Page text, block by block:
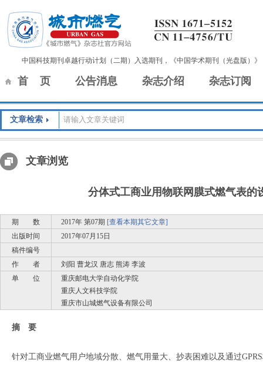
中国科技期刊卓越行动计划（二期）入选期刊，《中国学术期刊（光盘版）
首 页 公告消息 杂志介绍 杂志订阅
文章检索
文章浏览
分体式工商业用物联网膜式燃气表的
期 数 2017年 第07期 [查看本期其它文章]
出版时间
2017年07月15日
稿件编号
作 者
刘阳 曹龙汉 唐志 熊涛 李波
单 位
重庆邮电大学自动化学院
重庆人文科技学院
重庆市山城燃气设备有限公司
摘 要
针对工商业燃气用户地域分散、燃气用量大、抄表困难以及通过